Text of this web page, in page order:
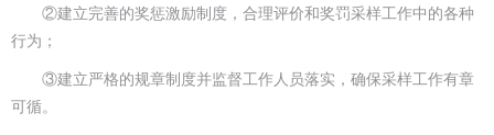
②建立完善的奖惩激励制度，合理评价和奖罚采样工作中的各种
行为；
③建立严格的规章制度并监督工作人员落实，确保采样工作有章
可循。